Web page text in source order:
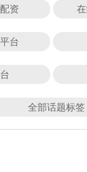
资
台
全部话题标签